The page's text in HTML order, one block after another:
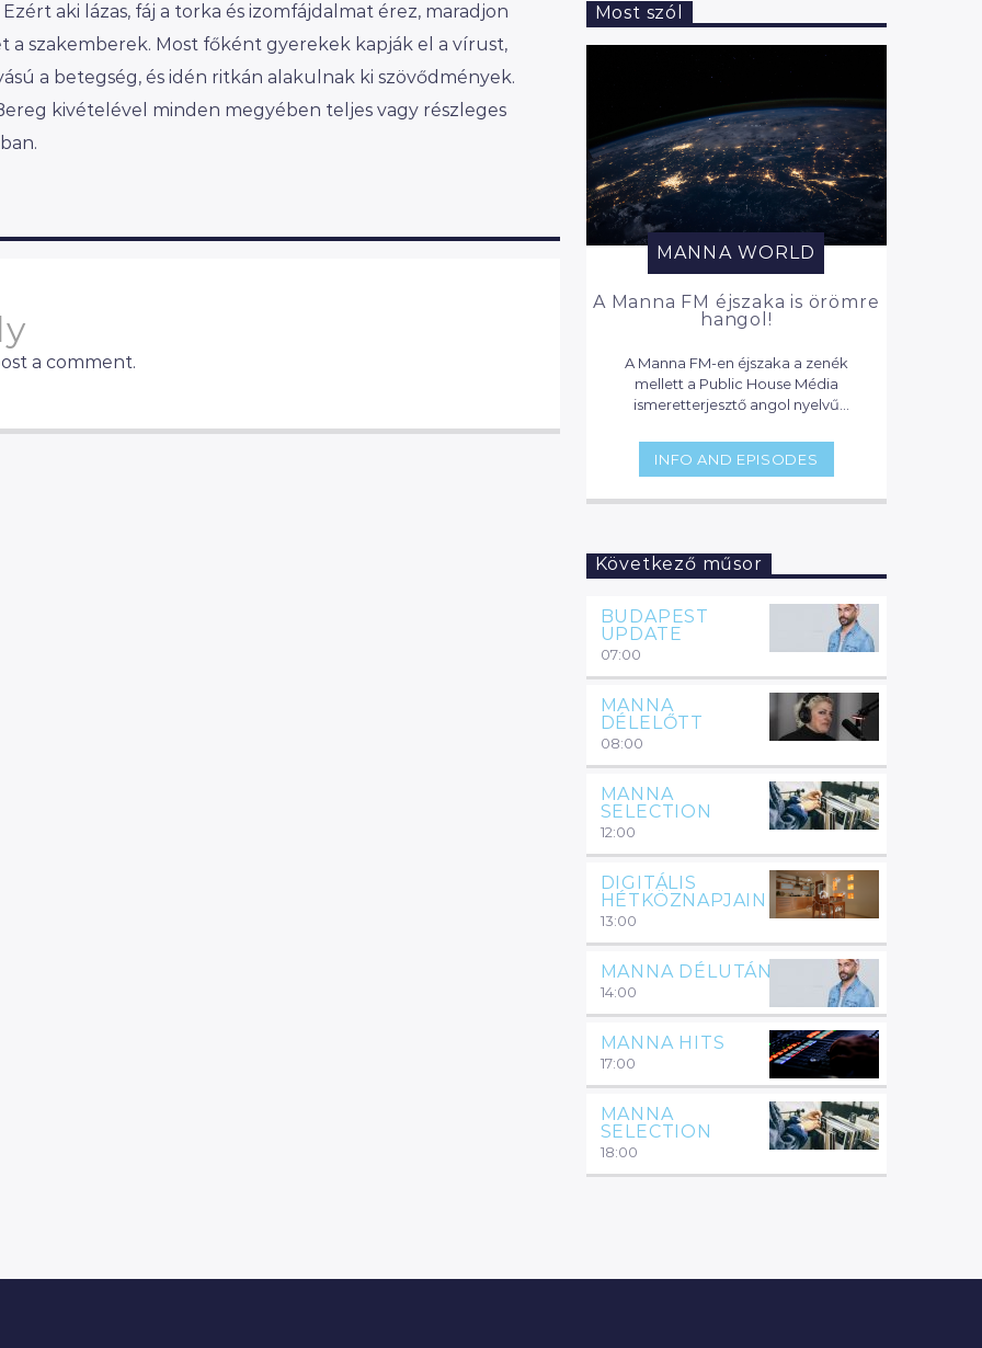
aki lázas, fáj a torka és izomfájdalmat érez, maradjon
szakemberek. Most főként gyerekek kapják el a vírust,
a betegség, és idén ritkán alakulnak ki szövődmények.
kivételével minden megyében teljes vagy részleges
a comment.
Most szól
MANNA WORLD
A Manna FM éjszaka is örömre
hangol!
A Manna FM-en éjszaka a zenék
mellett a Public House Média
ismeretterjesztő angol nyelvű
válogatás a Reggeli Manna
legszórakoztatóbb pillanataiból.
INFO AND EPISODES
Következő műsor
BUDAPEST
UPDATE
07:00
MANNA
DÉLELŐTT
08:00
MANNA
SELECTION
12:00
DIGITÁLIS
HÉTKÖZNAPJAINK
13:00
MANNA DÉLUTÁN
14:00
MANNA HITS
17:00
MANNA
SELECTION
18:00